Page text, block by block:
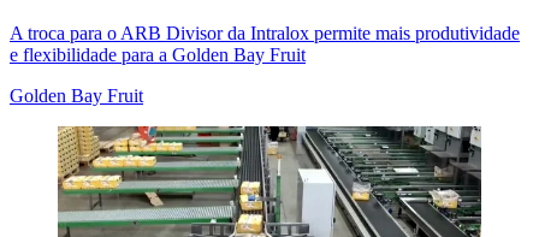
A troca para o ARB Divisor da Intralox permite mais produtividade
e flexibilidade para a Golden Bay Fruit
Golden Bay Fruit